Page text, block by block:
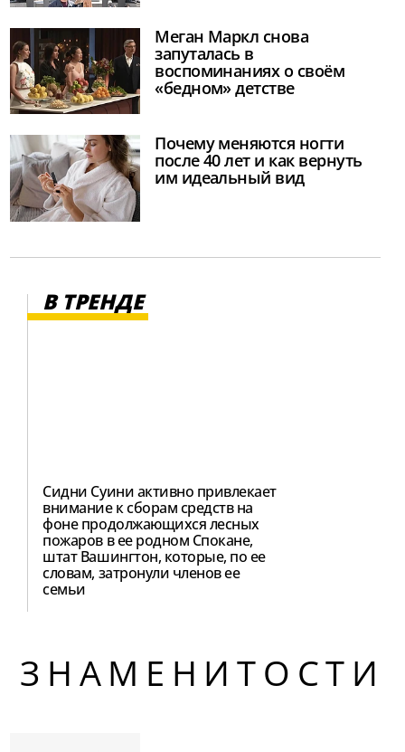
Меган Маркл снова
запуталась в
воспоминаниях о своём
«бедном» детстве
Почему меняются ногти
после 40 лет и как вернуть
им идеальный вид
В ТРЕНДЕ
Сидни Суини активно привлекает
внимание к сборам средств на
фоне продолжающихся лесных
пожаров в ее родном Спокане,
штат Вашингтон, которые, по ее
словам, затронули членов ее
семьи
ЗНАМЕНИТОСТИ